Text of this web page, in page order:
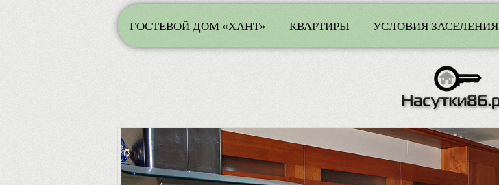
ГОСТЕВОЙ ДОМ «ХАНТ» КВАРТИРЫ УСЛОВИЯ ЗАСЕЛЕНИЯ